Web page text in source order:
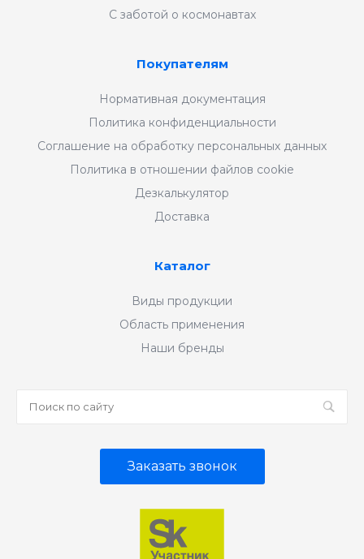
С заботой о космонавтах
Покупателям
Нормативная документация
Политика конфиденциальности
Соглашение на обработку персональных данных
Политика в отношении файлов cookie
Дезкалькулятор
Доставка
Каталог
Виды продукции
Область применения
Наши бренды
Заказать звонок